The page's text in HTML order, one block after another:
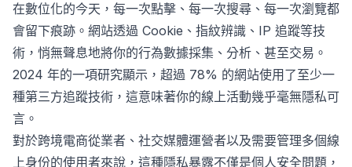
在數位化的今天，每一次點擊、每一次搜尋、每一次瀏覽都
會留下痕跡。網站透過 Cookie、指紋辨識、IP 追蹤等技
術，悄無聲息地將你的行為數據採集、分析、甚至交易。
2024 年的一項研究顯示，超過 78% 的網站使用了至少一
種第三方追蹤技術，這意味著你的線上活動幾乎毫無隱私可
言。
對於跨境電商從業者、社交媒體運營者以及需要管理多個線
上身份的使用者來說，這種隱私暴露不僅是個人安全問題，